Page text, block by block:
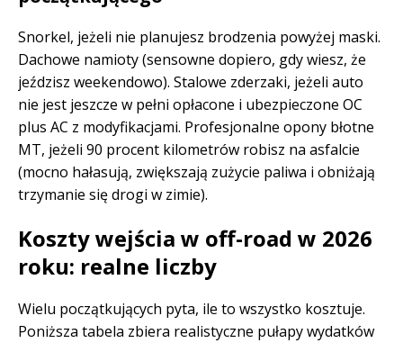
Snorkel, jeżeli nie planujesz brodzenia powyżej maski.
Dachowe namioty (sensowne dopiero, gdy wiesz, że
jeździsz weekendowo). Stalowe zderzaki, jeżeli auto
nie jest jeszcze w pełni opłacone i ubezpieczone OC
plus AC z modyfikacjami. Profesjonalne opony błotne
MT, jeżeli 90 procent kilometrów robisz na asfalcie
(mocno hałasują, zwiększają zużycie paliwa i obniżają
trzymanie się drogi w zimie).
Koszty wejścia w off-road w 2026
roku: realne liczby
Wielu początkujących pyta, ile to wszystko kosztuje.
Poniższa tabela zbiera realistyczne pułapy wydatków